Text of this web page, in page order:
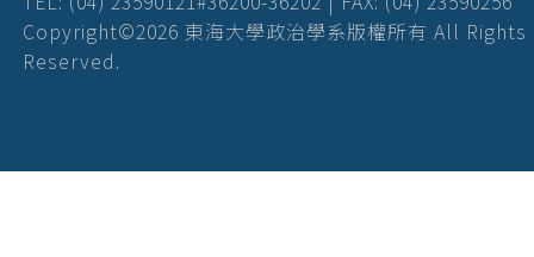
Copyright©2026 東海大學政治學系版權所有 All Rights
Reserved.